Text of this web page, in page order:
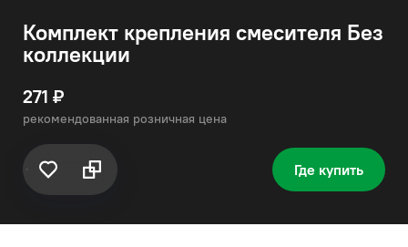
Комплект крепления смесителя Без
коллекции
271 ₽
рекомендованная розничная цена
Где купить